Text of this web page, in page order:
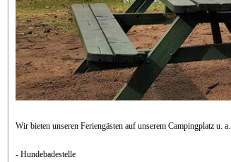
Wir bieten unseren Feriengästen auf unserem Campingplatz u. a.
- Hundebadestelle